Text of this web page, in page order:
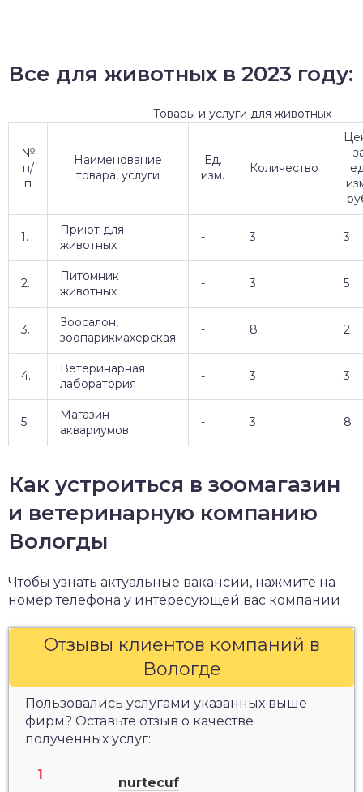
Все для животных в 2023 году:
Товары и услуги для животных
№
п/
п
Наименование
товара, услуги
Ед.
изм.
Количество
1.
Приют для
животных
- 3 3
2.
Питомник
животных
- 3 5
3.
Зоосалон,
зоопарикмахерская
- 8 2
4.
Ветеринарная
лаборатория
- 3 3
5.
Магазин
аквариумов
- 3 8
Как устроиться в зоомагазин
и ветеринарную компанию
Вологды
Чтобы узнать актуальные вакансии, нажмите на
номер телефона у интересующей вас компании
Отзывы клиентов компаний в
Вологде
Пользовались услугами указанных выше
фирм? Оставьте отзыв о качестве
полученных услуг:
nurtecuf